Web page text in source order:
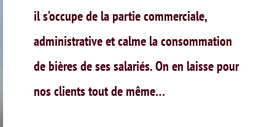
il s’occupe de la partie commerciale,
administrative et calme la consommation
de bières de ses salariés. On en laisse pour
nos clients tout de même…
ous